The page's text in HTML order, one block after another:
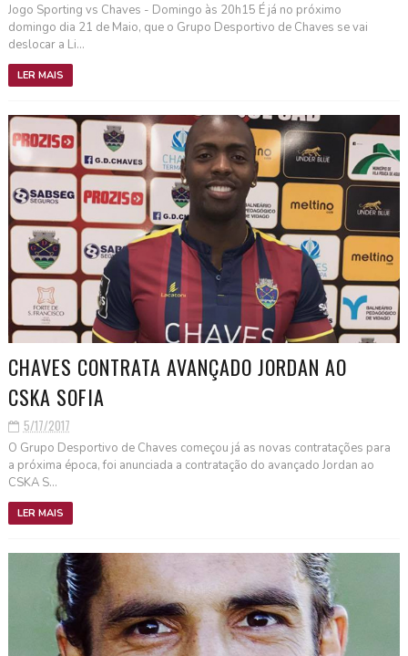
Jogo Sporting vs Chaves - Domingo às 20h15 É já no próximo
domingo dia 21 de Maio, que o Grupo Desportivo de Chaves se vai
deslocar a Li...
LER MAIS
CHAVES CONTRATA AVANÇADO JORDAN AO
CSKA SOFIA
5/17/2017
O Grupo Desportivo de Chaves começou já as novas contratações para
a próxima época, foi anunciada a contratação do avançado Jordan ao
CSKA S...
LER MAIS